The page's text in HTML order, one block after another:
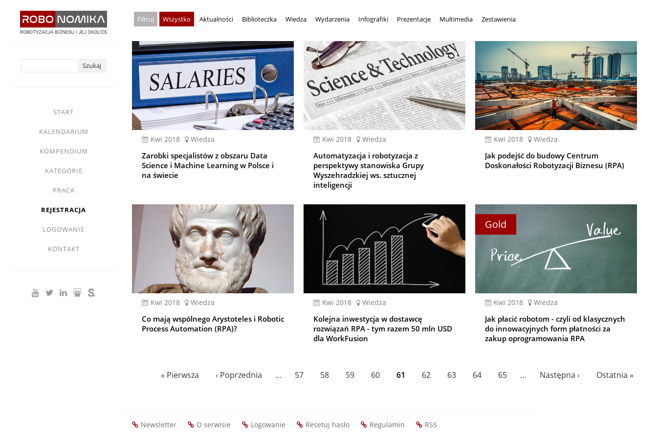
START
KALENDARIUM
KOMPENDIUM
KATEGORIE
PRACA
REJESTRACJA
LOGOWANIE
KONTAKT
Wszystko Aktualności Biblioteczka Wiedza Wydarzenia Infografiki Prezentacje Multimedia Zestawienia
kwi 2018 Wiedza
Zarobki specjalistów z obszaru Data
Science i Machine Learning w Polsce i
na świecie
kwi 2018 Wiedza
Automatyzacja i robotyzacja z
perspektywy stanowiska Grupy
Wyszehradzkiej ws. sztucznej
inteligencji
kwi 2018 Wiedza
Jak podejść do budowy Centrum
Doskonałości Robotyzacji Biznesu (RPA)
kwi 2018 Wiedza
Co mają wspólnego Arystoteles i Robotic
Process Automation (RPA)?
kwi 2018 Wiedza
Kolejna inwestycja w dostawcę
rozwiązań RPA - tym razem 50 mln USD
dla WorkFusion
Gold
kwi 2018 Wiedza
Jak płacić robotom - czyli od klasycznych
do innowacyjnych form płatności za
zakup oprogramowania RPA
Pierwsza
« Pierwsza
Poprzednia
‹ Poprzednia … Page
57 Page
58 Page
59 Page
60
Bieżąca
61 Page
62 Page
63 Page
64 Page
65 …
Następna
Następna ›
Ostatnia
Ostatnia »
Newsletter O serwisie Logowanie Resetuj hasło Regulamin RSS